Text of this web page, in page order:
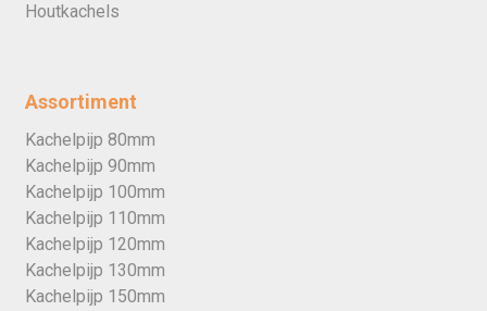
Houtkachels
Assortiment
Kachelpijp 80mm
Kachelpijp 90mm
Kachelpijp 100mm
Kachelpijp 110mm
Kachelpijp 120mm
Kachelpijp 130mm
Kachelpijp 150mm